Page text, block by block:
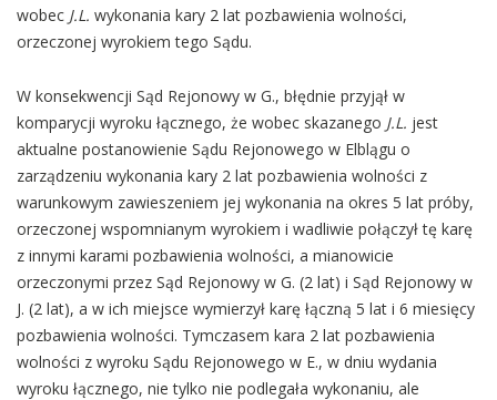
wobec J.L. wykonania kary 2 lat pozbawienia wolności,
orzeczonej wyrokiem tego Sądu.
W konsekwencji Sąd Rejonowy w G., błędnie przyjął w
komparycji wyroku łącznego, że wobec skazanego J.L. jest
aktualne postanowienie Sądu Rejonowego w Elblągu o
zarządzeniu wykonania kary 2 lat pozbawienia wolności z
warunkowym zawieszeniem jej wykonania na okres 5 lat próby,
orzeczonej wspomnianym wyrokiem i wadliwie połączył tę karę
z innymi karami pozbawienia wolności, a mianowicie
orzeczonymi przez Sąd Rejonowy w G. (2 lat) i Sąd Rejonowy w
J. (2 lat), a w ich miejsce wymierzył karę łączną 5 lat i 6 miesięcy
pozbawienia wolności. Tymczasem kara 2 lat pozbawienia
wolności z wyroku Sądu Rejonowego w E., w dniu wydania
wyroku łącznego, nie tylko nie podlegała wykonaniu, ale